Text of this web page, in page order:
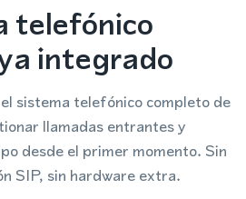
telefónico
integrado
sistema telefónico completo de
llamadas entrantes y
desde el primer momento. Sin
SIP, sin hardware extra.